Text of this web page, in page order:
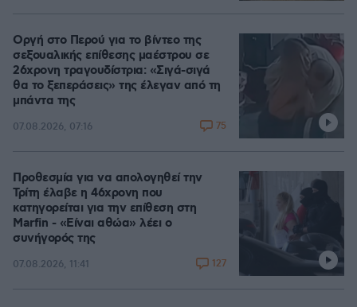
Οργή στο Περού για το βίντεο της
σεξουαλικής επίθεσης μαέστρου σε
26χρονη τραγουδίστρια: «Σιγά-σιγά
θα το ξεπεράσεις» της έλεγαν από τη
μπάντα της
07.08.2026, 07:16 75
Προθεσμία για να απολογηθεί την
Τρίτη έλαβε η 46χρονη που
κατηγορείται για την επίθεση στη
Marfin - «Είναι αθώα» λέει ο
συνήγορός της
07.08.2026, 11:41 127